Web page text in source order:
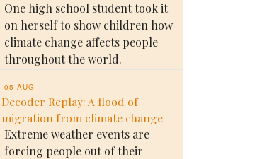
One high school student took it
on herself to show children how
climate change affects people
throughout the world.
05 AUG
Decoder Replay: A flood of
migration from climate change
Extreme weather events are
forcing people out of their